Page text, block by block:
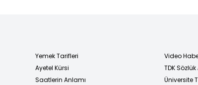
Yemek Tarifleri
Ayetel Kürsi
Saatlerin Anlamı
Video
TDK
Üniversite